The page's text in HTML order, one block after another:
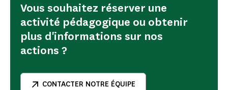
Vous souhaitez réserver une
activité pédagogique ou obtenir
plus d'informations sur nos
actions ?
CONTACTER NOTRE ÉQUIPE